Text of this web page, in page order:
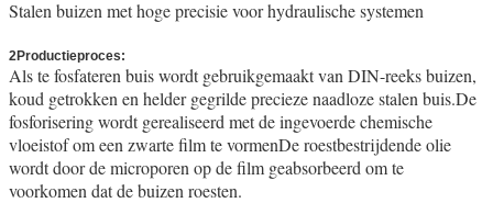
Stalen buizen met hoge precisie voor hydraulische systemen
2Productieproces:
Als te fosfateren buis wordt gebruikgemaakt van DIN-reeks buizen,
koud getrokken en helder gegrilde precieze naadloze stalen buis.De
fosforisering wordt gerealiseerd met de ingevoerde chemische
vloeistof om een zwarte film te vormenDe roestbestrijdende olie
wordt door de microporen op de film geabsorbeerd om te
voorkomen dat de buizen roesten.